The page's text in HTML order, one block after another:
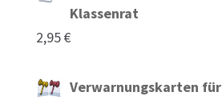
Klassenrat
2,95€
Verwarnungskarten für